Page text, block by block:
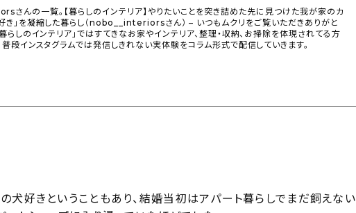
んの一覧。【暮らしのインテリア】やりたいことを突き詰めた先に見つけた我が家のカ
き」を凝縮した暮らし（nobo__interiorsさん） – いつもムクリをご覧いただきありがと
暮らしのインテリア」ではすてきなお家やインテリア、整理・収納、お掃除を体現されてる方
普段インスタグラムでは発信しきれない実体験をコラム形式で配信していきます。
犬好きということもあり、結婚当初はアパート暮らしでまだ飼えない